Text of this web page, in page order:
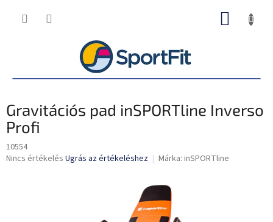
KOSÁR
Gravitációs pad inSPORTline Inverso
Profi
10554
A
Nincs értékelés Ugrás az értékeléshez Márka: inSPORTline